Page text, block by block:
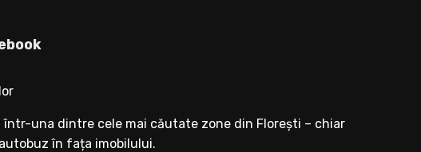
una dintre cele mai căutate zone din Florești – chiar
în fața imobilului.